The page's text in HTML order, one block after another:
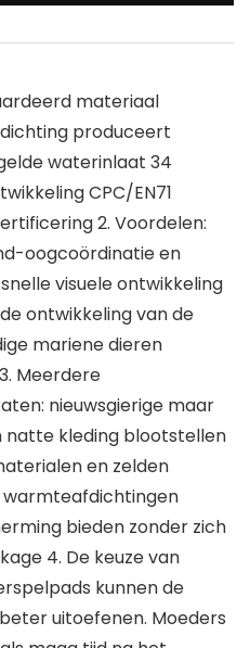
materiaal
produceert
waterinlaat 34
CPC/EN71
2. Voordelen:
oogcoördinatie en
visuele ontwikkeling
ontwikkeling van de
mariene dieren
Meerdere
nieuwsgierige maar
natte kleding blootstellen
en zelden
warmteafdichtingen
bieden zonder zich
4. De keuze van
kunnen de
uitoefenen. Moeders